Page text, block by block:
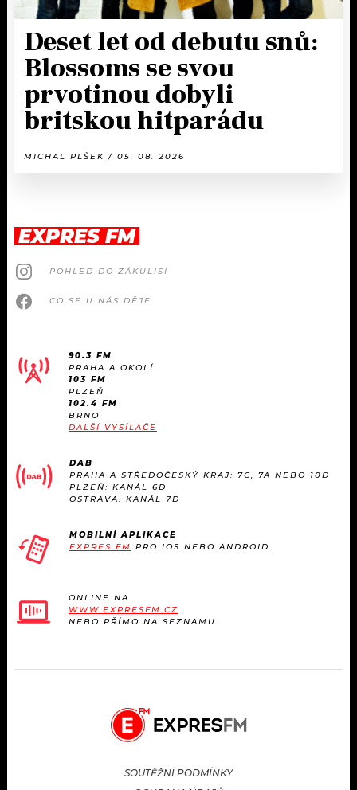
Deset let od debutu snů:
Blossoms se svou
prvotinou dobyli
britskou hitparádu
MICHAL PLŠEK / 05. 08. 2026
EXPRES FM
POHLED DO ZÁKULISÍ
CO SE U NÁS DĚJE
90.3 FM
PRAHA A OKOLÍ
103 FM
PLZEŇ
102.4 FM
BRNO
DALŠÍ VYSÍLAČE
DAB
PRAHA A STŘEDOČESKÝ KRAJ: 7C, 7A NEBO 10D
PLZEŇ: KANÁL 6D
OSTRAVA: KANÁL 7D
MOBILNÍ APLIKACE
EXPRES FM PRO IOS NEBO ANDROID.
ONLINE NA
WWW.EXPRESFM.CZ
NEBO PŘÍMO NA SEZNAMU.
SOUTĚŽNÍ PODMÍNKY